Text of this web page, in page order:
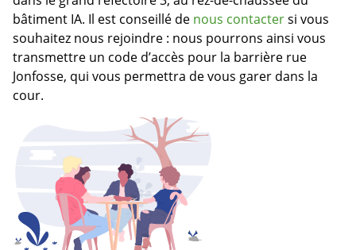
bâtiment IA. Il est conseillé de nous contactersi vous
souhaitez nous rejoindre : nous pourrons ainsi vous
transmettre un code d’accès pour la barrière rue
Jonfosse, qui vous permettra de vous garer dans la
cour.